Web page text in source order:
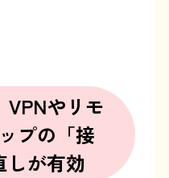
やリモ
プの「接
しが有効